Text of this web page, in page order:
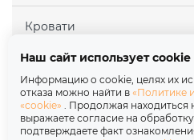
Кровати
Покупателям
Наш сайт использует cookie
Информацию о cookie, целях их
отказа можно найти в «Политике
«cookie» . Продолжая находиться
выражаете согласие на
подтверждаете факт